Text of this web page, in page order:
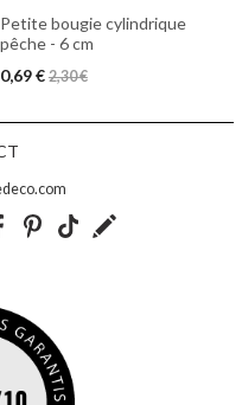
Petite bougie cylindrique
pêche - 6 cm
0,69 € 2,30 €